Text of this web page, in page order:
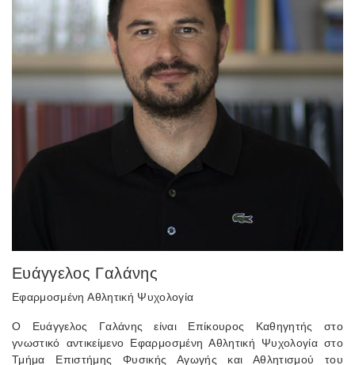
Ευάγγελος Γαλάνης
Εφαρμοσμένη Αθλητική Ψυχολογία
Ο Ευάγγελος Γαλάνης είναι Επίκουρος Καθηγητής στο
γνωστικό αντικείμενο Εφαρμοσμένη Αθλητική Ψυχολογία στο
Τμήμα Επιστήμης Φυσικής Αγωγής και Αθλητισμού του